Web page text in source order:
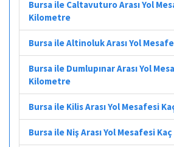
Bursa ile Caltavuturo Arası Yol
Kilometre
Bursa ile Altinoluk Arası Yol
Bursa ile Dumlupınar Arası Yol
Kilometre
Bursa ile Kilis Arası Yol Mesafesi
Bursa ile Niş Arası Yol Mesafesi